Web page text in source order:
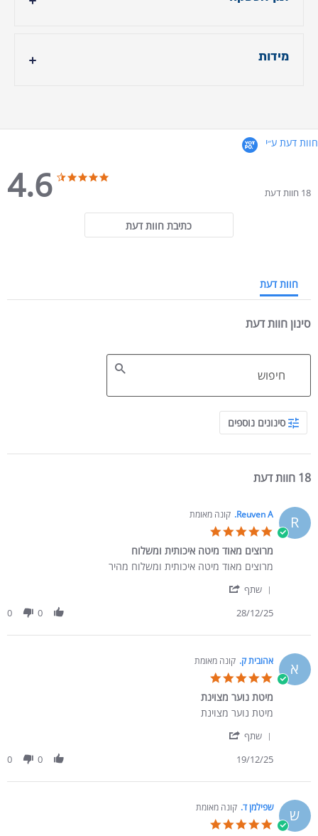
מידות
- ⁠אורך המיטה: 200 ס״מ
- ⁠גובה המזרן כ-25 ס״מ
- ⁠גובה מהרצפה ועד סוף המזרן כ-52 ס״מ
חוות דעת ע״י
4.6
4.6 star rating
18 חוות דעת
כתיבת חוות דעת
חוות דעת
סינון חוות דעת
Search Reviews
סינונים נוספים
18 חוות דעת
R
Reuven A. קונה מאומת
מרוצים מאוד מיטה איכותית ומשלוח
Review by Reuven A. on 28 Dec 2025
review stating מרוצים מאוד מיטה איכותית ומשלוח
מרוצים מאוד מיטה איכותית ומשלוח מהיר
שתף
28/12/25
0
0
א אהובית ק. קונה מאומת
מיטת נוער מצוינת
Review by אהובית ק. on 19 Dec 2025
review stating מיטת נוער מצוינת
מיטת נוער מצוינת
שתף
19/12/25
0
0
ש שפילמן ד. קונה מאומת